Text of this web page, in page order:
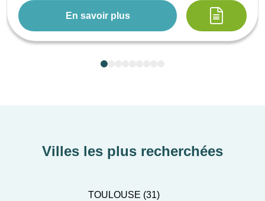
En savoir plus
Villes les plus recherchées
TOULOUSE (31)